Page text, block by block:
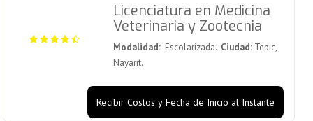
Licenciatura en Medicina
Veterinaria y Zootecnia
Modalidad:Escolarizada. Ciudad:Tepic,
Nayarit.
Recibir Costos y Fecha de Inicio al Instante